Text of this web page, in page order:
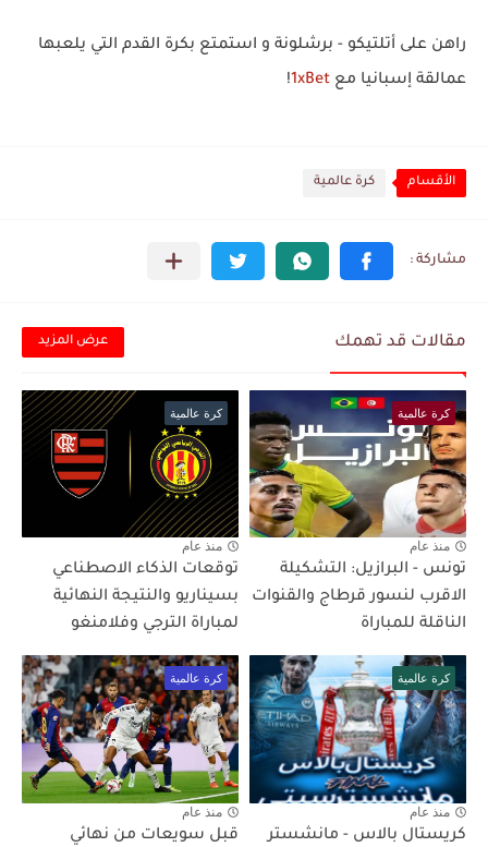
راهن على أتلتيكو - برشلونة و استمتع بكرة القدم التي يلعبها
عمالقة إسبانيا مع 1xBet
!
الأقسام كرة عالمية
مقالات قد تهمك عرض المزيد
كرة عالمية
منذ عام
تونس - البرازيل: التشكيلة
الاقرب لنسور قرطاج والقنوات
الناقلة للمباراة
كرة عالمية
منذ عام
توقعات الذكاء الاصطناعي
بسيناريو والنتيجة النهائية
لمباراة الترجي وفلامنغو
كرة عالمية
منذ عام
كريستال بالاس - مانشستر
كرة عالمية
منذ عام
قبل سويعات من نهائي